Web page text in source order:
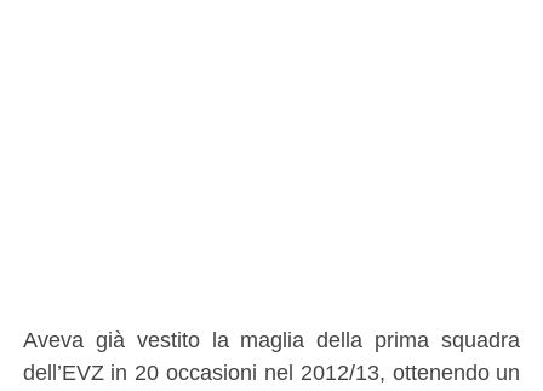
Aveva già vestito la maglia della prima squadra
dell’EVZ in 20 occasioni nel 2012/13, ottenendo un